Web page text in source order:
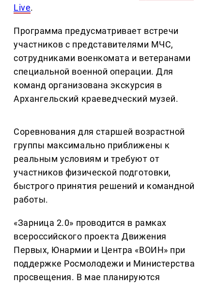
Live.
Программа предусматривает встречи
участников с представителями МЧС,
сотрудниками военкомата и ветеранами
специальной военной операции. Для
команд организована экскурсия в
Архангельский краеведческий музей.
Соревнования для старшей возрастной
группы максимально приближены к
реальным условиям и требуют от
участников физической подготовки,
быстрого принятия решений и командной
работы.
«Зарница 2.0» проводится в рамках
всероссийского проекта Движения
Первых, Юнармии и Центра «ВОИН» при
поддержке Росмолодежи и Министерства
просвещения. В мае планируются